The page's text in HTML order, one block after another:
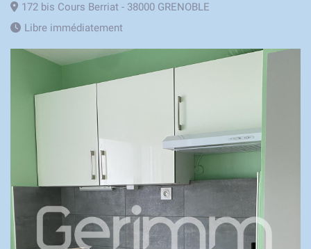
172 bis Cours Berriat - 38000 GRENOBLE
Libre immédiatement